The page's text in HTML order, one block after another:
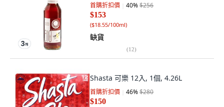
首購折扣價 40%$256
$153
($18.55/100ml)
缺貨
(12)
Shasta 可樂 12入, 1個, 4.26L
首購折扣價 46%$280
$150